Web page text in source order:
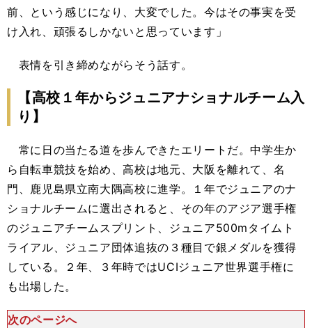
前、という感じになり、大変でした。今はその事実を受
け入れ、頑張るしかないと思っています」
表情を引き締めながらそう話す。
【高校１年からジュニアナショナルチーム入
り】
常に日の当たる道を歩んできたエリートだ。中学生か
ら自転車競技を始め、高校は地元、大阪を離れて、名
門、鹿児島県立南大隅高校に進学。１年でジュニアのナ
ショナルチームに選出されると、その年のアジア選手権
のジュニアチームスプリント、ジュニア500mタイムト
ライアル、ジュニア団体追抜の３種目で銀メダルを獲得
している。２年、３年時ではUCIジュニア世界選手権に
も出場した。
次のページへ